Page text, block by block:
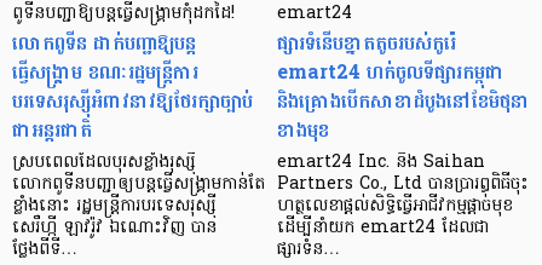
ពូទីនបញ្ជាឱ្យបន្តធ្វើសង្គ្រាមកុំដកដៃ!
លោកពូទីន ដាក់បញ្ជាឱ្យបន្ត
ធ្វើសង្គ្រាម ខណៈរដ្ឋមន្ត្រីការ
បរទេសរុស្ស៊ីអំពាវនាវឱ្យថែរក្សាច្បាប់
ជាអន្តរជាតិ
ស្របពេលដែលបុរសខ្លាំងរុស្ស៊ី
លោកពូទីនបញ្ជាឲ្យបន្ដធ្វើសង្គ្រាមកាន់តែ
ខ្លាំងនោះ រដ្ឋមន្ត្រីការបរទេសរុស្ស៊ី
សេរឺហ្កី ឡាវរ៉ូវ ឯណោះវិញ បាន
ថ្លែងពីទី…
emart24
ផ្សារទំនើបខ្នាតតូចរបស់កូរ៉េ
emart24 ហក់ចូលទីផ្សារកម្ពុជា
និងគ្រោងបើកសាខាដំបូងនៅខែមិថុនា
ខាងមុខ
emart24 Inc. និង Saihan
Partners Co., Ltd បានប្រារព្ធពិធីចុះ
ហត្ថលេខាផ្តល់សិទ្ធិធ្វើអាជីវកម្មផ្តាច់មុខ
ដើម្បីនាំយក emart24 ដែលជា
ផ្សារទំន…